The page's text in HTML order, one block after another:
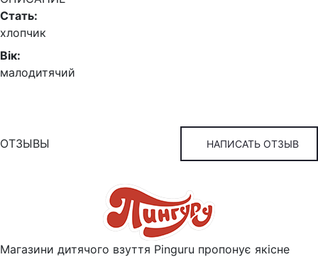
Стать:
хлопчик
Вік:
малодитячий
ОТЗЫВЫ НАПИСАТЬ ОТЗЫВ
Магазини дитячого взуття Pinguru пропонує якісне